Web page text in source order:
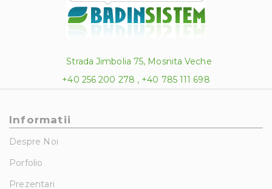
Strada Jimbolia 75, Mosnita Veche
+40 256 200 278 , +40 785 111 698
Informatii
Despre Noi
Porfolio
Prezentari